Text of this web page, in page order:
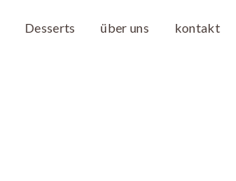
Desserts über uns kontakt